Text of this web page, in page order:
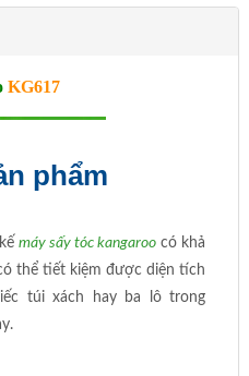
KG617
phẩm
máy sấy tóc kangaroocó khả
thể tiết kiệm được diện tích
túi xách hay ba lô trong